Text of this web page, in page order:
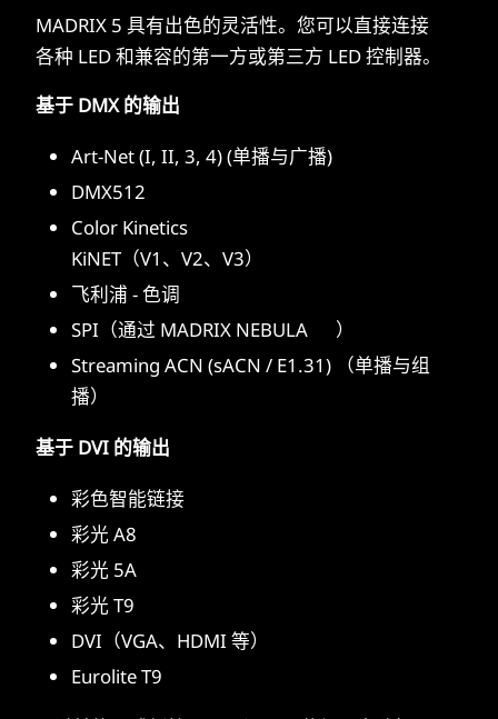
MADRIX 5 具有出色的灵活性。您可以直接连接
各种 LED 和兼容的第一方或第三方 LED 控制器。
基于 DMX 的输出
Art-Net (I, II, 3, 4) (单播与广播)
DMX512
Color Kinetics
KiNET（V1、V2、V3）
飞利浦 - 色调
SPI（通过 MADRIX NEBULA
）
Streaming ACN (sACN / E1.31) （单播与组
播）
基于 DVI 的输出
彩色智能链接
彩光 A8
彩光 5A
彩光 T9
DVI（VGA、HDMI 等）
Eurolite T9